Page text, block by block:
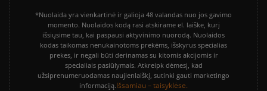
*Nuolaida yra vienkartinė ir galioja 48 valandas nuo jos gavimo
momento. Nuolaidos kodą rasi atskirame el. laiške, kurį
išsiųsime tau, kai paspausi aktyvinimo nuorodą. Nuolaidos
kodas taikomas nenukainotoms prekėms, išskyrus specialias
prekes, ir negali būti derinamas su kitomis akcijomis ir
specialiais pasiūlymais. Atkreipk dėmesį, kad
užsiprenumeruodamas naujienlaiškį, sutinki gauti marketingo
informaciją.Išsamiau – taisyklėse.